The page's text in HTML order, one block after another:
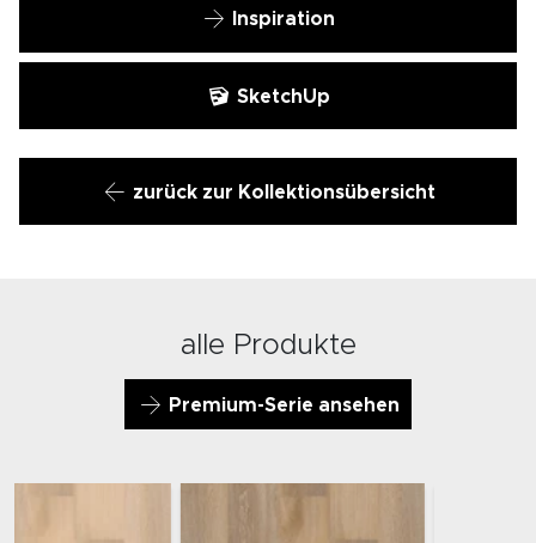
zurück zur Kollektionsübersicht
Inspiration
SketchUp
alle Produkte
Premium-Serie ansehen